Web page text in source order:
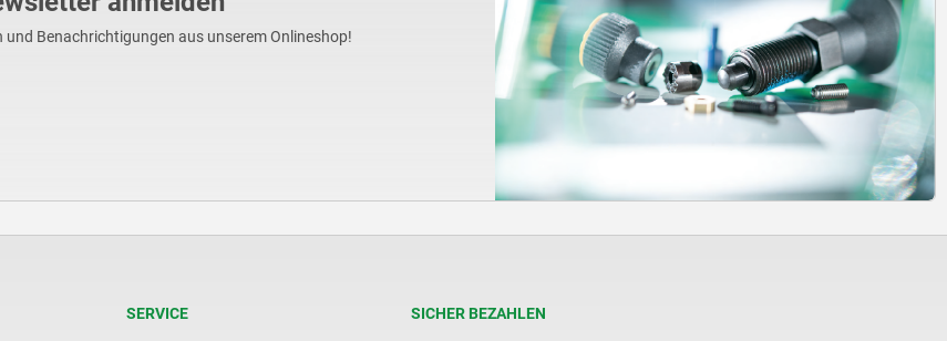
Benachrichtigungen aus unserem Onlineshop!
SERVICE SICHER BEZAHLEN